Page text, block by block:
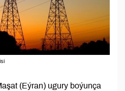
(Eýran) ugury boýunça